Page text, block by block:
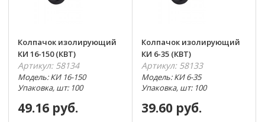
Колпачок изолирующий
КИ 16-150 (КВТ)
Артикул: 58134
Модель: КИ 16-150
Упаковка, шт: 100
49.16 руб.
Колпачок изолирующий
КИ 6-35 (КВТ)
Артикул: 58133
Модель: КИ 6-35
Упаковка, шт: 100
39.60 руб.